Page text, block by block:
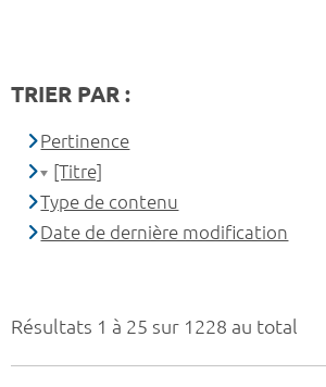
Résultats 1 à 25 sur 1228 au total
TRIER PAR :
Pertinence
[Titre]
Type de contenu
Date de dernière modification